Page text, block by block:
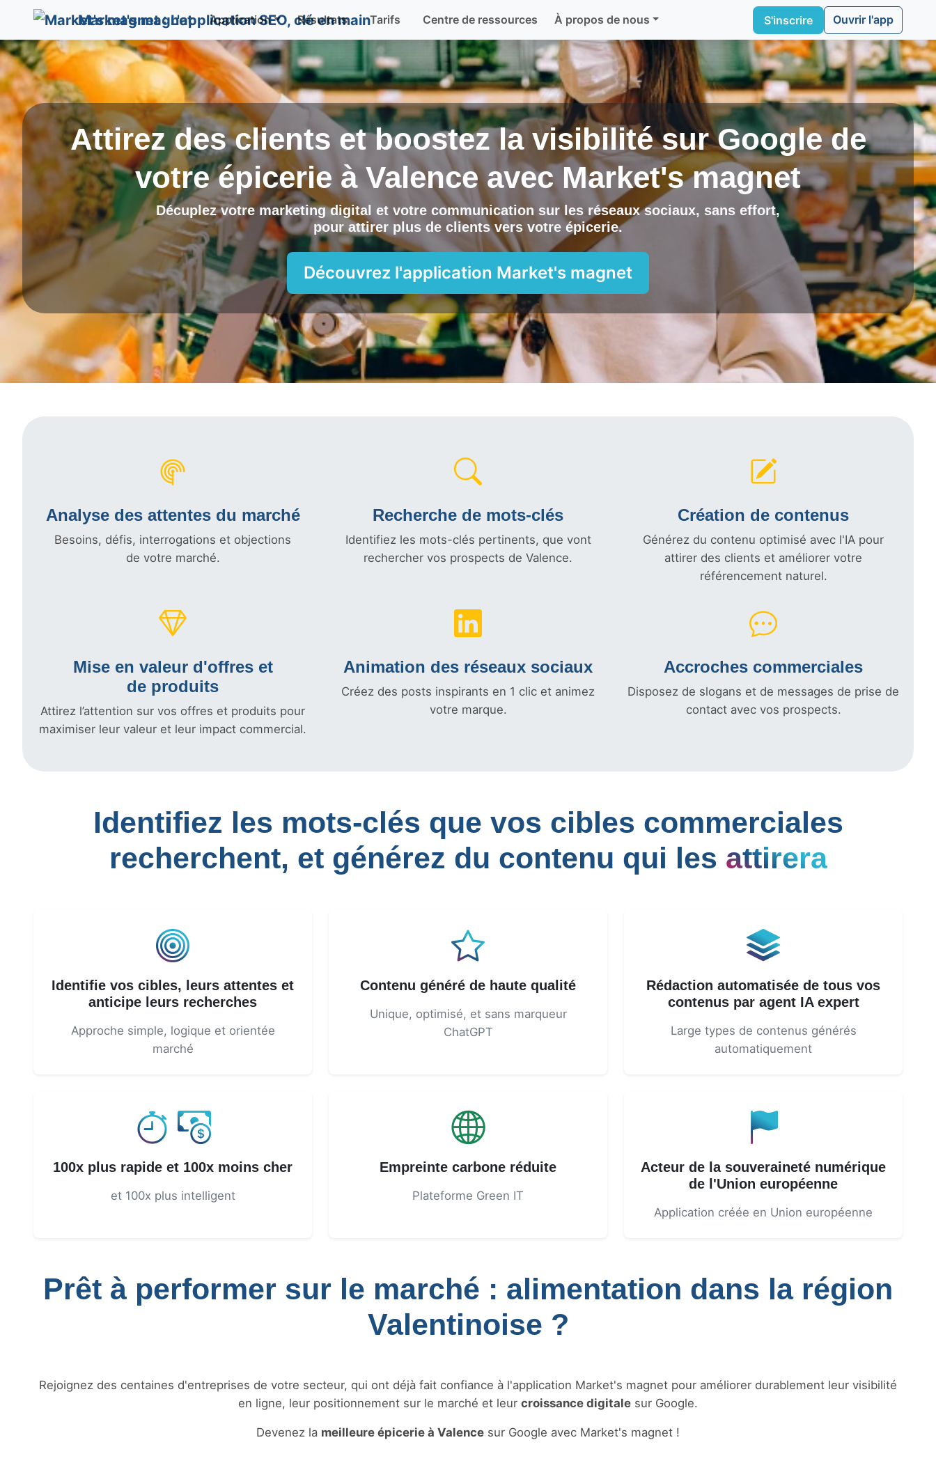
Market's magnet Application Résultats Tarifs Centre de ressources À propos de nous S'inscrire Ouvrir l'app
Attirez des clients et boostez la visibilité sur Google de
votre épicerie à Valenceavec Market's magnet
Décuplez votre marketing digital et votre communication sur les réseaux sociaux, sans effort,
pour attirer plus de clients vers votre épicerie.
Découvrez l'application Market's magnet
Analyse des attentes du marché
Besoins, défis, interrogations et objections
de votre marché.
Recherche de mots-clés
Identifiez les mots-clés pertinents, que vont
rechercher vos prospects de Valence.
Création de contenus
Générez du contenu optimisé avec l'IA pour
attirer des clients et améliorer votre
référencement naturel.
Mise en valeur d'offres et
de produits
Attirez l’attention sur vos offres et produits pour
maximiser leur valeur et leur impact commercial.
Animation des réseaux sociaux
Créez des posts inspirants en 1 clic et animez
votre marque.
Accroches commerciales
Disposez de slogans et de messages de prise de
contact avec vos prospects.
Identifiez les mots-clés que vos cibles commerciales
recherchent, et générez du contenu qui les attirera
Identifie vos cibles, leurs attentes et
anticipe leurs recherches
Approche simple, logique et orientée
marché
Contenu généré de haute qualité
Unique, optimisé, et sans marqueur
ChatGPT
Rédaction automatisée de tous vos
contenus par agent IA expert
Large types de contenus générés
automatiquement
100x plus rapide et 100x moins cher
et 100x plus intelligent
Empreinte carbone réduite
Plateforme Green IT
Acteur de la souveraineté numérique
de l'Union européenne
Application créée en Union européenne
Prêt à performer sur le marché : alimentation dans la région
Valentinoise ?
Rejoignez des centaines d'entreprises de votre secteur, qui ont déjà fait confiance à l'application Market's magnet pour améliorer durablement leur visibilité
en ligne, leur positionnement sur le marché et leur croissance digitale sur Google.
Devenez la meilleure épicerie à Valence sur Google avec Market's magnet !